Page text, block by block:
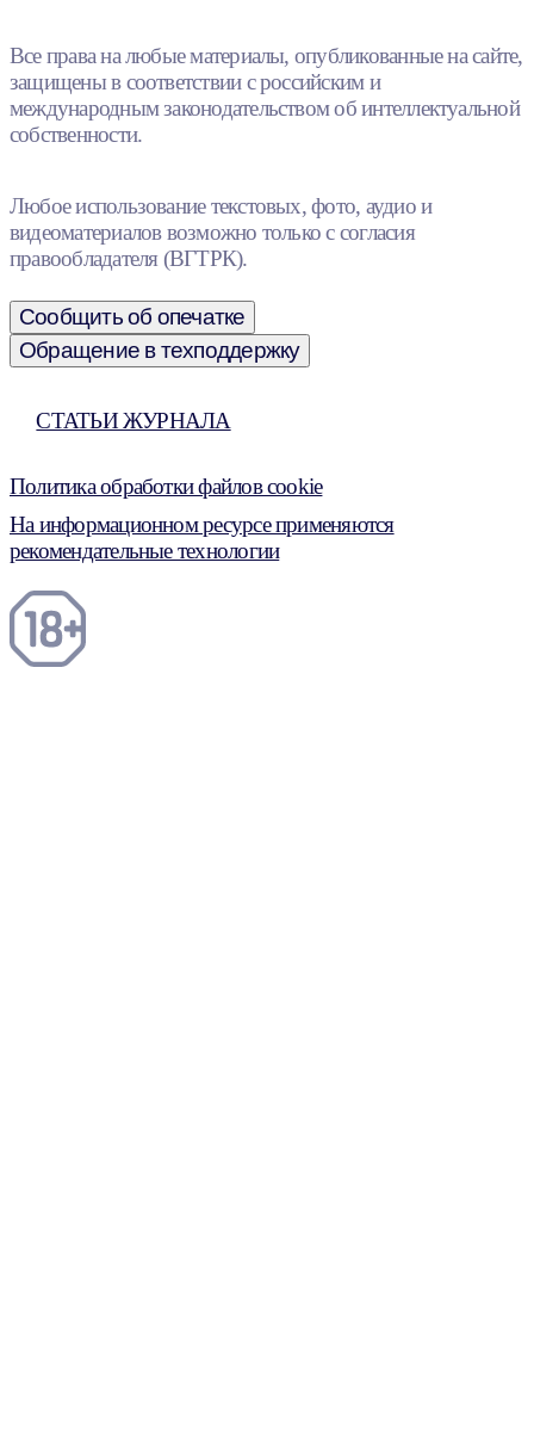
Все права на любые материалы, опубликованные на сайте,
защищены в соответствии с российским и
международным законодательством об интеллектуальной
собственности.
Любое использование текстовых, фото, аудио и
видеоматериалов возможно только с согласия
правообладателя (ВГТРК).
Сообщить об опечатке
Обращение в техподдержку
СТАТЬИ ЖУРНАЛА
Политика обработки файлов cookie
На информационном ресурсе применяются
рекомендательные технологии